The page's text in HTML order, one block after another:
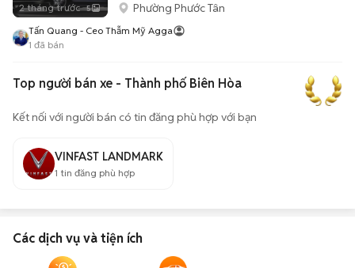
2 tháng trước 5 Phường Phước Tân
Tấn Quang - Ceo Thẫm Mỹ Agga
1 đã bán
Top người bán xe - Thành phố Biên Hòa
Kết nối với người bán có tin đăng phù hợp với bạn
VINFAST LANDMARK
1 tin đăng phù hợp
Các dịch vụ và tiện ích